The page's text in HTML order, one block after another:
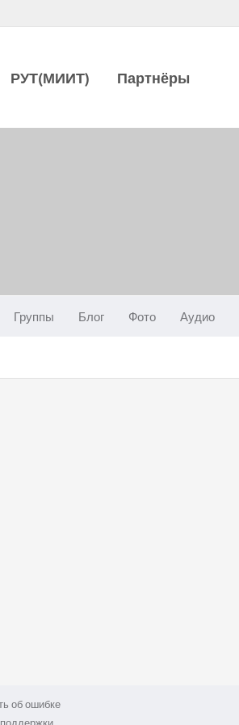
РУТ(МИИТ) Партнёры
Группы Блог Фото Аудио
об ошибке